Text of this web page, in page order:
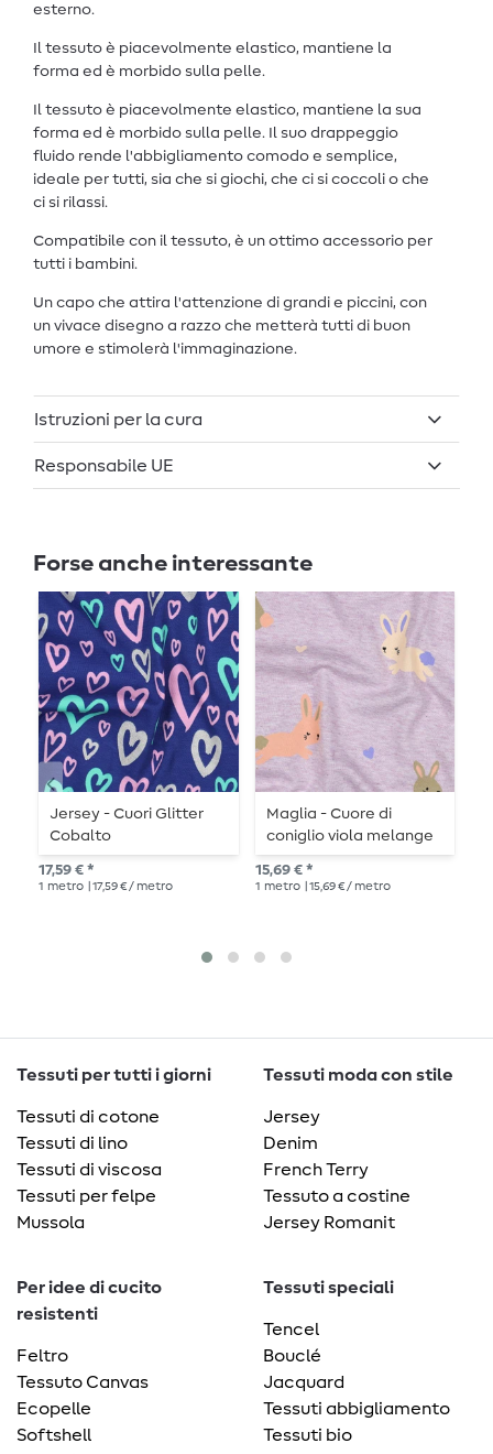
esterno.
Il tessuto è piacevolmente elastico, mantiene la
forma ed è morbido sulla pelle.
Il tessuto è piacevolmente elastico, mantiene la sua
forma ed è morbido sulla pelle. Il suo drappeggio
fluido rende l'abbigliamento comodo e semplice,
ideale per tutti, sia che si giochi, che ci si coccoli o che
ci si rilassi.
Compatibile con il tessuto, è un ottimo accessorio per
tutti i bambini.
Un capo che attira l'attenzione di grandi e piccini, con
un vivace disegno a razzo che metterà tutti di buon
umore e stimolerà l'immaginazione.
Istruzioni per la cura
Responsabile UE
Forse anche interessante
Jersey - Cuori Glitter
Cobalto
17,59 € *
1 metro | 17,59 € / metro
Maglia - Cuore di
coniglio viola melange
15,69 € *
1 metro | 15,69 € / metro
Tessuti per tutti i giorni
Tessuti di cotone
Tessuti di lino
Tessuti di viscosa
Tessuti per felpe
Mussola
Tessuti moda con stile
Jersey
Denim
French Terry
Tessuto a costine
Jersey Romanit
Per idee di cucito
resistenti
Feltro
Tessuto Canvas
Ecopelle
Softshell
Tessuti speciali
Tencel
Bouclé
Jacquard
Tessuti abbigliamento
Tessuti bio